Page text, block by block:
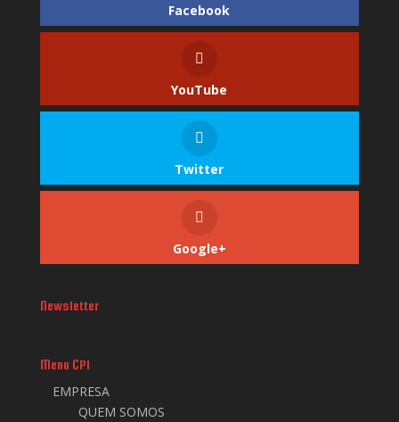
Facebook
YouTube
Twitter
Google+
Newsletter
Menu CPI
EMPRESA
QUEM SOMOS